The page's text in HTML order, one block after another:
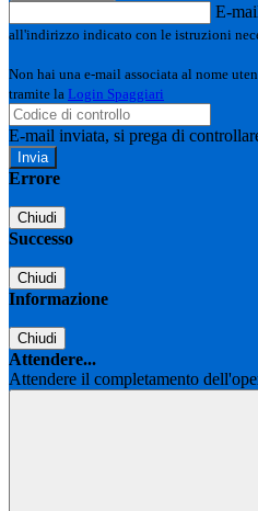
E-
all'indirizzo indicato con le istruzioni
Non hai una e-mail associata al nome
tramite la Login Spaggiari
E-mail inviata, si prega di
Errore
Chiudi
Successo
Chiudi
Informazione
Chiudi
Attendere...
Attendere il completamento